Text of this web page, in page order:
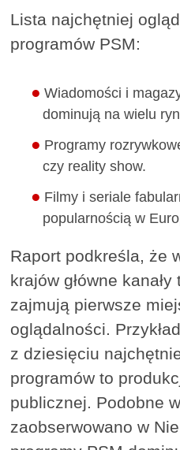
Lista najchętniej
programów PSM:
Wiadomości i
dominują na wielu
Programy
czy reality show.
Filmy i seriale
popularnością w
Raport podkreśla, że
krajów główne
zajmują pierwsze
oglądalności.
z dziesięciu
programów to
publicznej. Podobne
zaobserwowano w